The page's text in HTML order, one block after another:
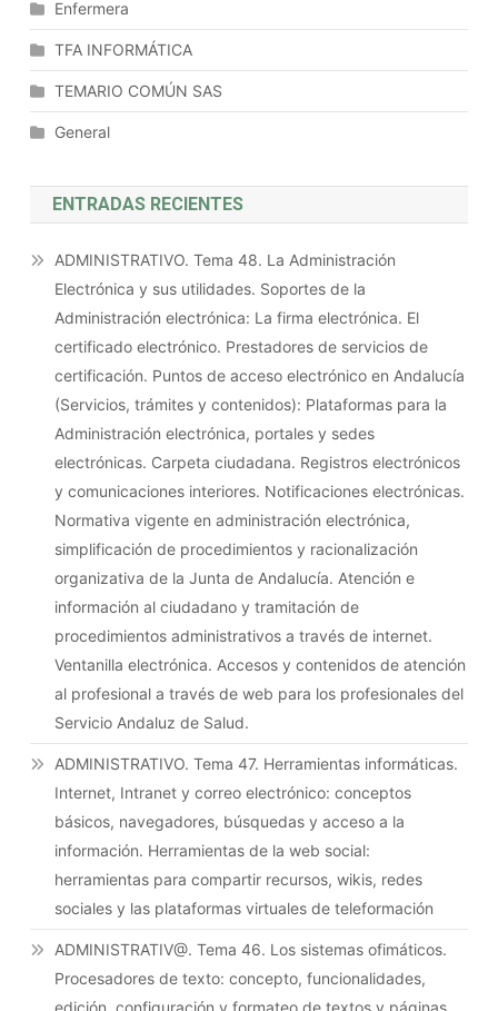
Web
Enfermera
TFA INFORMÁTICA
TEMARIO COMÚN SAS
General
ENTRADAS RECIENTES
ADMINISTRATIVO. Tema 48. La Administración
Electrónica y sus utilidades. Soportes de la
Administración electrónica: La firma electrónica. El
certificado electrónico. Prestadores de servicios de
certificación. Puntos de acceso electrónico en Andalucía
(Servicios, trámites y contenidos): Plataformas para la
Administración electrónica, portales y sedes
electrónicas. Carpeta ciudadana. Registros electrónicos
y comunicaciones interiores. Notificaciones electrónicas.
Normativa vigente en administración electrónica,
simplificación de procedimientos y racionalización
organizativa de la Junta de Andalucía. Atención e
información al ciudadano y tramitación de
procedimientos administrativos a través de internet.
Ventanilla electrónica. Accesos y contenidos de atención
al profesional a través de web para los profesionales del
Servicio Andaluz de Salud.
ADMINISTRATIVO. Tema 47. Herramientas informáticas.
Internet, Intranet y correo electrónico: conceptos
básicos, navegadores, búsquedas y acceso a la
información. Herramientas de la web social:
herramientas para compartir recursos, wikis, redes
sociales y las plataformas virtuales de teleformación
ADMINISTRATIV@. Tema 46. Los sistemas ofimáticos.
Procesadores de texto: concepto, funcionalidades,
edición, configuración y formateo de textos y páginas,